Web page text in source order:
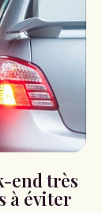
end très
à éviter